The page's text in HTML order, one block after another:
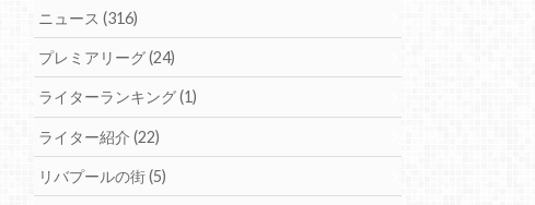
ニュース(316)
プレミアリーグ(24)
ライターランキング(1)
ライター紹介(22)
リバプールの街(5)